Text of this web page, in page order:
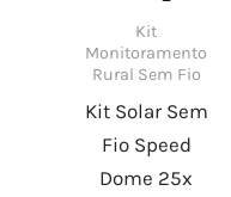
Kit
Monitoramento
Rural Sem Fio
Kit Solar Sem
Fio Speed
Dome 25x